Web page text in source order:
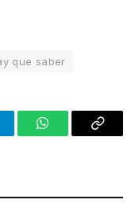
que saber
WhatsAppCopy